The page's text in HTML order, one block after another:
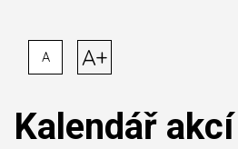
A A+
Kalendář akcí